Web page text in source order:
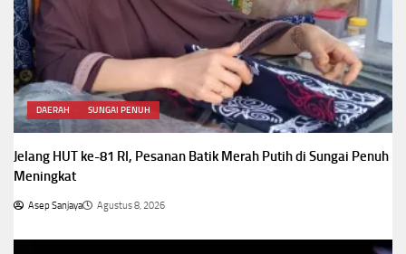
DAERAH SUNGAI PENUH
Jelang HUT ke-81 RI, Pesanan Batik Merah Putih di Sungai Penuh
Meningkat
Asep Sanjaya Agustus 8, 2026